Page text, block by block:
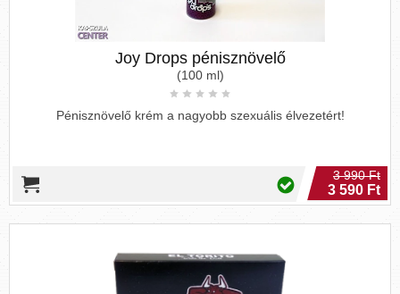
Joy Drops pénisznövelő
(100 ml)
Pénisznövelő krém a nagyobb szexuális élvezetért!
3 990 Ft
3 590 Ft